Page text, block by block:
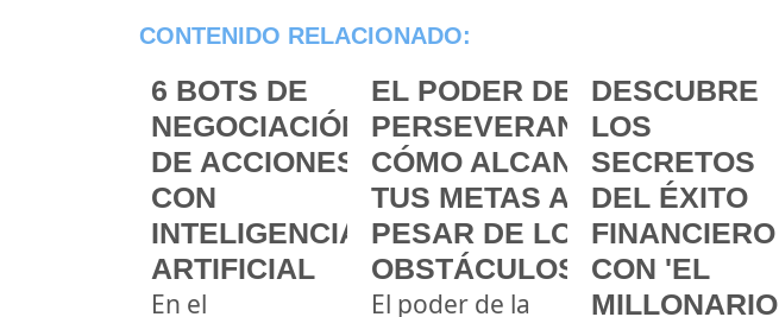
CONTENIDO RELACIONADO:
6 BOTS DE
NEGOCIACIÓN
DE ACCIONES
CON
INTELIGENCIA
ARTIFICIAL
En el
EL PODER DE LA
PERSEVERANCIA:
CÓMO ALCANZAR
TUS METAS A
PESAR DE LOS
OBSTÁCULOS
El poder de la
DESCUBRE
LOS
SECRETOS
DEL ÉXITO
FINANCIERO
CON 'EL
MILLONARIO